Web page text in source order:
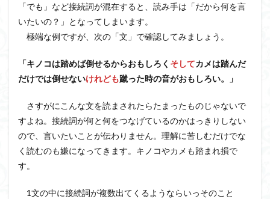
「でも」など接続詞が混在すると、読み手は「だから何を言
いたいの？」となってしまいます。
極端な例ですが、次の「文」で確認してみましょう。
「キノコは踏めば倒せるからおもしろく そしてカメは踏んだ
だけでは倒せないけれども蹴った時の音がおもしろい。」
さすがにこんな文を読まされたらたまったものじゃないで
すよね。接続詞が何と何をつなげているのかはっきりしない
ので、言いたいことが伝わりません。理解に苦しむだけでな
く読むのも嫌になってきます。キノコやカメも踏まれ損で
す。
1文の中に接続詞が複数出てくるようならいっそのこと